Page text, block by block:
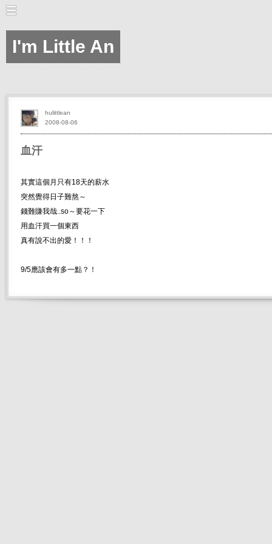
I'm Little An
血汗
其實這個月只有18天的薪水
突然覺得日子難熬～
錢難賺我哉..so～要花一下
用血汗買一個東西
真有說不出的愛！！！
9/5應該會有多一點？！
2008-08-06
hulittlean